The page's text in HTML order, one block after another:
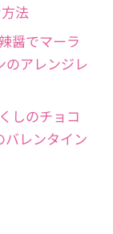
法
醤でマーラ
のアレンジレ
しのチョコ
レンタイン